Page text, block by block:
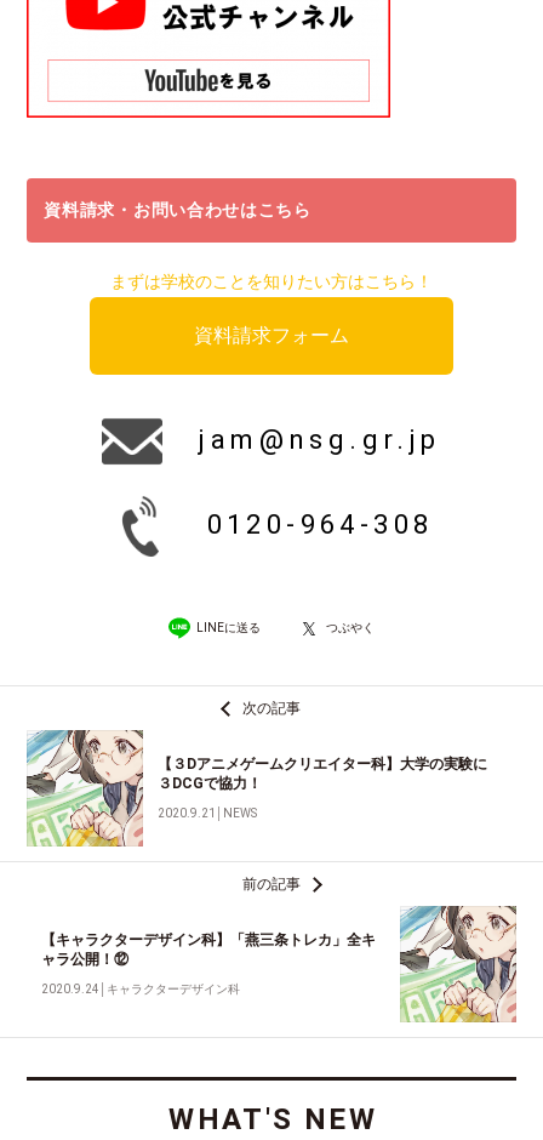
資料請求・お問い合わせはこちら
まずは学校のことを知りたい方はこちら！
資料請求フォーム
jam@nsg.gr.jp
0120-964-308
LINEに送る つぶやく
次の記事
【３Dアニメゲームクリエイター科】大学の実験に
３DCGで協力！
2020.9.21 NEWS
前の記事
【キャラクターデザイン科】「燕三条トレカ」全キ
ャラ公開！⑫
2020.9.24 キャラクターデザイン科
WHAT'S NEW